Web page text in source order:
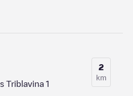
Triblavina 1
2
km